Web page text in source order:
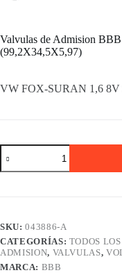
Valvulas de Admision
(99,2X34,5X5,97)
VW FOX-SURAN 1,6 8V
Valvulas
de
Admision
1,6
8V
STD
(99,2X34,5X5,97)
SKU:043886-A
CATEGORÍAS: TODOS
ADMISION, VALVULAS,
MARCA: BBB